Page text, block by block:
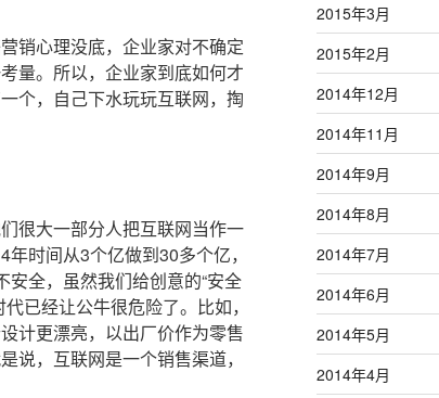
心理没底，企业家对不确定
量。所以，企业家到底如何才
个，自己下水玩玩互联网，掏
大一部分人把互联网当作一
时间从3个亿做到30多个亿，
全，虽然我们给创意的“安全
已经让公牛很危险了。比如，
计更漂亮，以出厂价作为零售
说，互联网是一个销售渠道，
2015年3月
2015年2月
2014年12月
2014年11月
2014年9月
2014年8月
2014年7月
2014年6月
2014年5月
2014年4月